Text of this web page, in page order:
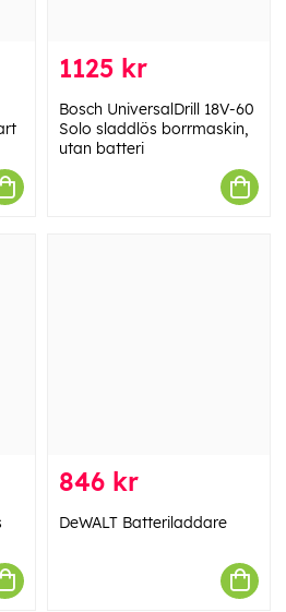
1125 kr
Bosch UniversalDrill 18V-60
Solo sladdlös borrmaskin,
utan batteri
846 kr
DeWALT Batteriladdare